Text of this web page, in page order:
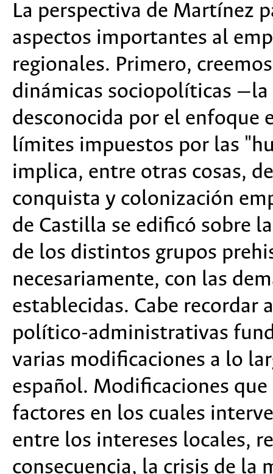
La perspectiva de Martínez
aspectos importantes al
regionales. Primero,
dinámicas sociopolíticas
desconocida por el
límites impuestos por las
implica, entre otras cosas,
conquista y colonización
de Castilla se edificó sobre
de los distintos grupos
necesariamente, con las
establecidas. Cabe recordar
político-administrativas
varias modificaciones a lo
español. Modificaciones
factores en los cuales
entre los intereses locales,
consecuencia, la crisis de la